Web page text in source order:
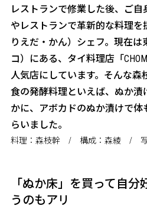
レストランで修業した後、ご
やレストランで革新的な料理を
りえだ・かん）シェフ。現在は
コ）にある、タイ料理店「
人気店にしています。そんな森
食の発酵料理といえば、ぬか漬
かに、アボカドのぬか漬けで体
らいました。
料理：森枝幹 / 構成：森綾 / 写
「ぬか床」を買って自
うのもアリ